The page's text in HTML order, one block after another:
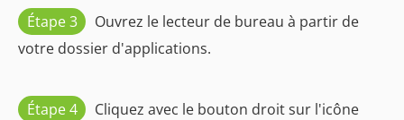
Étape 3
Ouvrez le lecteur de bureau à partir de
votre dossier d'applications.
Étape 4
Cliquez avec le bouton droit sur l'icône